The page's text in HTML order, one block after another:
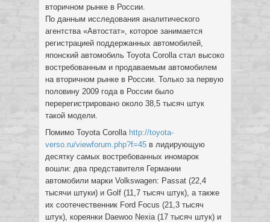
вторичном рынке в России.
По данным исследования аналитического
агентства «Автостат», которое занимается
регистрацией поддержанных автомобилей,
японский автомобиль Toyota Corolla стал высоко
востребованным и продаваемым автомобилем
на вторичном рынке в России. Только за первую
половину 2009 года в России было
перерегистрировано около 38,5 тысяч штук
такой модели.
Помимо Toyota Corolla http://toyota-
verso.ru/viewforum.php?f=45 в лидирующую
десятку самых востребованных иномарок
вошли: два представителя Германии
автомобили марки Volkswagen: Passat (22,4
тысячи штуки) и Golf (11,7 тысяч штук), а также
их соотечественник Ford Focus (21,3 тысяч
штук), кореянки Daewoo Nexia (17 тысяч штук) и